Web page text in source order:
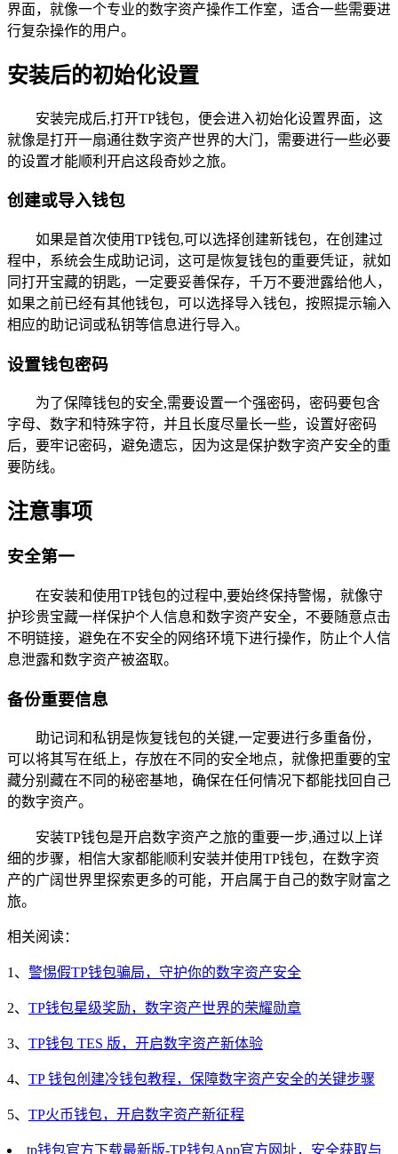
界面，就像一个专业的数字资产操作工作室，适合一些需要进
行复杂操作的用户。
安装后的初始化设置
安装完成后,打开TP钱包，便会进入初始化设置界面，这
就像是打开一扇通往数字资产世界的大门，需要进行一些必要
的设置才能顺利开启这段奇妙之旅。
创建或导入钱包
如果是首次使用TP钱包,可以选择创建新钱包，在创建过
程中，系统会生成助记词，这可是恢复钱包的重要凭证，就如
同打开宝藏的钥匙，一定要妥善保存，千万不要泄露给他人，
如果之前已经有其他钱包，可以选择导入钱包，按照提示输入
相应的助记词或私钥等信息进行导入。
设置钱包密码
为了保障钱包的安全,需要设置一个强密码，密码要包含
字母、数字和特殊字符，并且长度尽量长一些，设置好密码
后，要牢记密码，避免遗忘，因为这是保护数字资产安全的重
要防线。
注意事项
安全第一
在安装和使用TP钱包的过程中,要始终保持警惕，就像守
护珍贵宝藏一样保护个人信息和数字资产安全，不要随意点击
不明链接，避免在不安全的网络环境下进行操作，防止个人信
息泄露和数字资产被盗取。
备份重要信息
助记词和私钥是恢复钱包的关键,一定要进行多重备份，
可以将其写在纸上，存放在不同的安全地点，就像把重要的宝
藏分别藏在不同的秘密基地，确保在任何情况下都能找回自己
的数字资产。
安装TP钱包是开启数字资产之旅的重要一步,通过以上详
细的步骤，相信大家都能顺利安装并使用TP钱包，在数字资
产的广阔世界里探索更多的可能，开启属于自己的数字财富之
旅。
相关阅读：
1、 警惕假TP钱包骗局，守护你的数字资产安全
2、 TP钱包星级奖励，数字资产世界的荣耀勋章
3、 TP钱包 TES 版，开启数字资产新体验
4、 TP 钱包创建冷钱包教程，保障数字资产安全的关键步骤
5、 TP火币钱包，开启数字资产新征程
tp钱包官方下载最新版-TP钱包App官方网址，安全获取与